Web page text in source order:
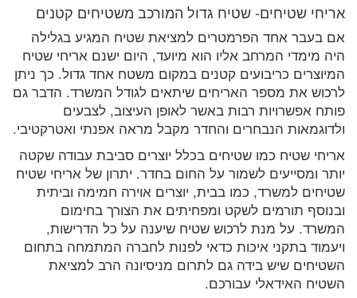
אריחי שטיחים- שטיח גדול המורכב משטיחים קטנים
אם בעבר אחד הפרמטרים למציאת שטיח המגיע בגלילה
היה מימדי המרחב אליו הוא מיועד, היום ישנם אריחי שטיח
המיוצרים כריבועים קטנים במקום משטח אחד גדול. כך ניתן
לרכוש את מספר האריחים שיתאים לגודל המשרד. הדבר גם
פותח אפשרויות רבות באשר לאופן העיצוב, לצבעים
ולדוגמאות הנבחרים והחדר מקבל מראה אפנתי ואטרקטיבי.
אריחי שטיח כמו שטיחים בכלל יוצרים סביבת עבודה שקטה
יותר ומסייעים לשמור על החום בחדר. יתרון של אריחי שטיח
שטיחים למשרד, כמו בבית, יוצרים אוירה חמימה וביתית
ובנוסף תורמים לשקט ומפחיתים את הצורך בחימום
המשרד. על מנת לרכוש שטיח שיענה על כל הדרישות,
ויעמוד בתקני איכות כדאי לפנות לחברה המתמחה בתחום
השטיחים שיש בידה גם לתרום מניסיונה הרב למציאת
השטיח האידאלי עבורכם.